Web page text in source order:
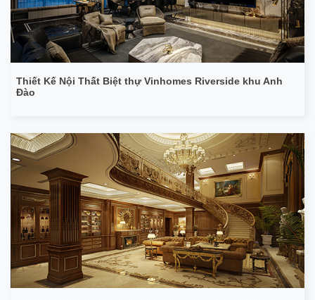
Thiết Kế Nội Thất Biệt thự Vinhomes Riverside khu Anh
Đào